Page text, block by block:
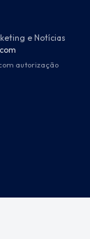
e Notícias
autorização